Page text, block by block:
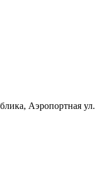
Аэропортная ул.